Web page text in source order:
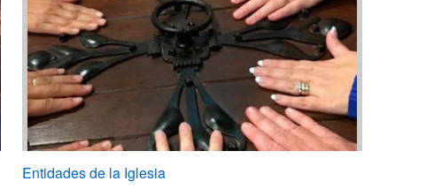
Entidades de la Iglesia